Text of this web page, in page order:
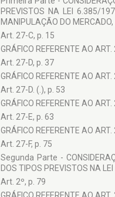
PREVISTOS NA LEI 6.385/
MANIPULAÇÃO DO MERCADO,
Art. 27-C, p. 15
GRÁFICO REFERENTE AO
Art. 27-D, p. 37
GRÁFICO REFERENTE AO
Art. 27-D. (.), p. 53
GRÁFICO REFERENTE AO
Art. 27-E, p. 63
GRÁFICO REFERENTE AO
Art. 27-F, p. 75
Segunda Parte -
DOS TIPOS PREVISTOS NA
Art. 2º, p. 79